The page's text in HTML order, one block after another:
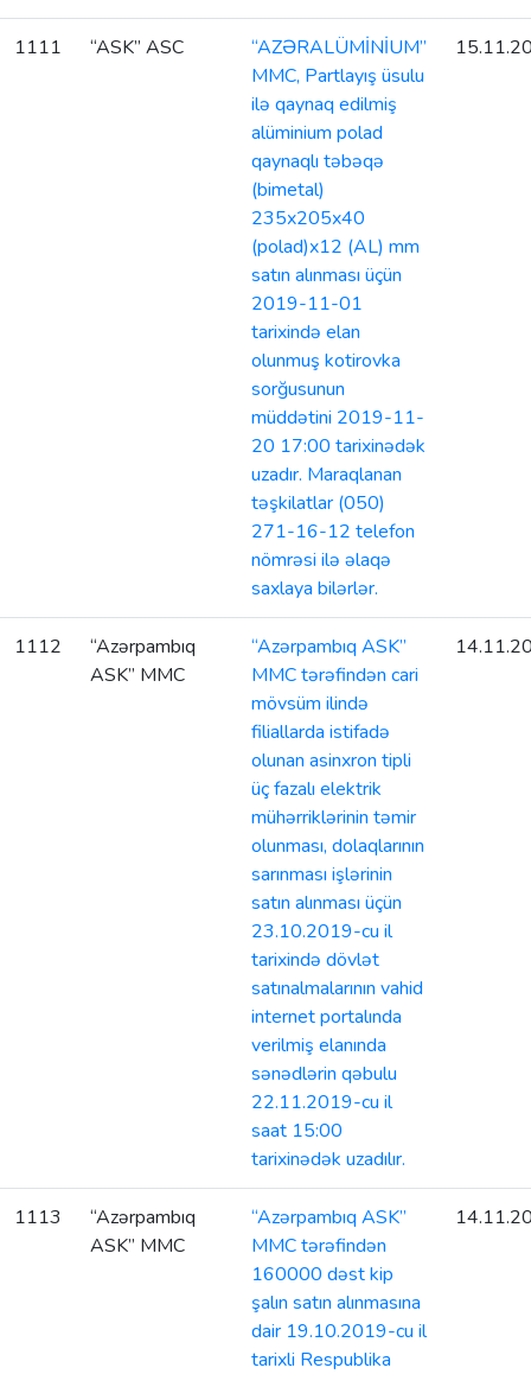
1111 “ASK” ASC
“AZƏRALÜMİNİUM”
MMC, Partlayış üsulu
ilə qaynaq edilmiş
alüminium polad
qaynaqlı təbəqə
(bimetal)
235x205x40
(polad)x12 (AL) mm
satın alınması üçün
2019-11-01
tarixində elan
olunmuş kotirovka
sorğusunun
müddətini 2019-11-
20 17:00 tarixinədək
uzadır. Maraqlanan
təşkilatlar (050)
271-16-12 telefon
nömrəsi ilə əlaqə
saxlaya bilərlər.
1112
“Azərpambıq
ASK” MMC
“Azərpambıq ASK”
MMC tərəfindən cari
mövsüm ilində
filiallarda istifadə
olunan asinxron tipli
üç fazalı elektrik
mühərriklərinin təmir
olunması, dolaqlarının
sarınması işlərinin
satın alınması üçün
23.10.2019-cu il
tarixində dövlət
satınalmalarının vahid
internet portalında
verilmiş elanında
sənədlərin qəbulu
22.11.2019-cu il
saat 15:00
tarixinədək uzadılır.
1113
“Azərpambıq
ASK” MMC
“Azərpambıq ASK”
MMC tərəfindən
160000 dəst kip
şalın satın alınmasına
dair 19.10.2019-cu il
tarixli Respublika